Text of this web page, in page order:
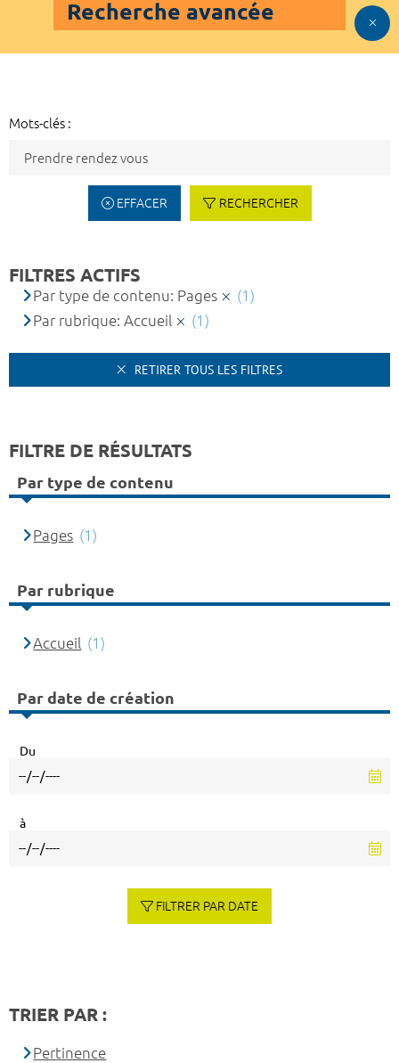
Recherche avancée
Mots-clés :
EFFACER RECHERCHER
FILTRES ACTIFS
Par type de contenu: Pages
(1)
Par rubrique: Accueil
(1)
RETIRER TOUS LES FILTRES
FILTRE DE RÉSULTATS
Par type de contenu
Pages (1)
Par rubrique
Accueil (1)
Par date de création
Du
à
FILTRER PAR DATE
TRIER PAR :
Pertinence